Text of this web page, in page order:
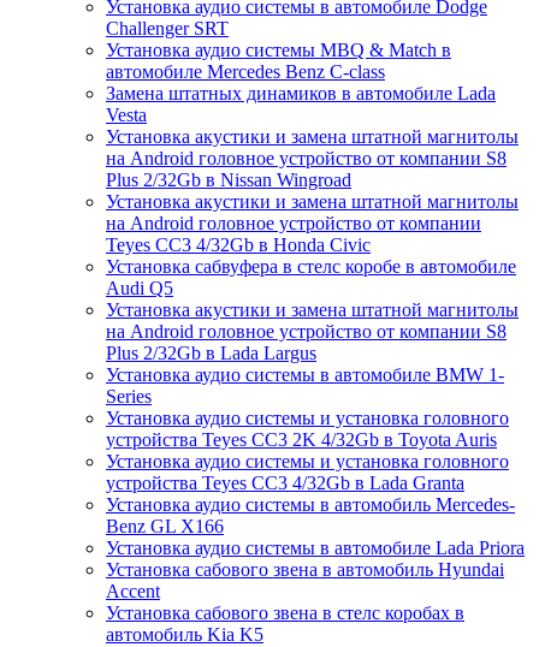
Установка аудио системы в автомобиле Dodge
Challenger SRT
Установка аудио системы MBQ & Match в
автомобиле Mercedes Benz C-class
Замена штатных динамиков в автомобиле Lada
Vesta
Установка акустики и замена штатной магнитолы
на Android головное устройство от компании S8
Plus 2/32Gb в Nissan Wingroad
Установка акустики и замена штатной магнитолы
на Android головное устройство от компании
Teyes CC3 4/32Gb в Honda Civic
Установка сабвуфера в стелс коробе в автомобиле
Audi Q5
Установка акустики и замена штатной магнитолы
на Android головное устройство от компании S8
Plus 2/32Gb в Lada Largus
Установка аудио системы в автомобиле BMW 1-
Series
Установка аудио системы и установка головного
устройства Teyes CC3 2K 4/32Gb в Toyota Auris
Установка аудио системы и установка головного
устройства Teyes CC3 4/32Gb в Lada Granta
Установка аудио системы в автомобиль Mercedes-
Benz GL X166
Установка аудио системы в автомобиле Lada Priora
Установка сабового звена в автомобиль Hyundai
Accent
Установка сабового звена в стелс коробах в
автомобиль Kia K5